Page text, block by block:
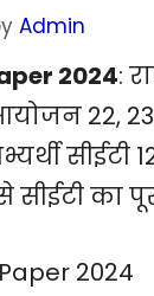
Admin
2024:
22, 23
सीईटी का